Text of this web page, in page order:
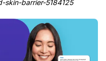
skin-barrier-5184125